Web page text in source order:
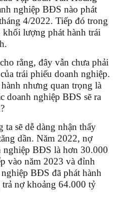
nghiệp BĐS nào phát
4/2022. Tiếp đó trong
khối lượng phát hành trái
rằng, đây vẫn chưa phải
trái phiếu doanh nghiệp.
nhưng quan trọng là
doanh nghiệp BĐS sẽ ra
ta sẽ dễ dàng nhận thấy
dần. Năm 2022, nợ
nghiệp BĐS là hơn 30.000
vào năm 2023 và đỉnh
BĐS đã phát hành
nợ khoảng 64.000 tỷ